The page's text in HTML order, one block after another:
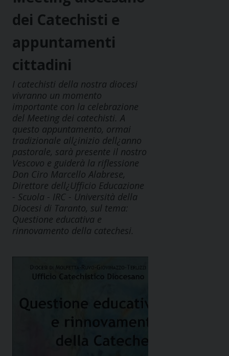
dei Catechisti e
appuntamenti
cittadini
I catechisti della nostra diocesi
vivranno un momento
importante con la celebrazione
del Meeting dei catechisti. A
questo appuntamento, ormai
tradizionale all¿inizio dell¿anno
pastorale, sarà presente il nostro
Vescovo e guiderà la riflessione
Don Ciro Marcello Alabrese,
Direttore dell¿Ufficio Educazione
- Scuola - IRC - Università della
Diocesi di Taranto, sul tema:
Questione educativa e
rinnovamento della catechesi.